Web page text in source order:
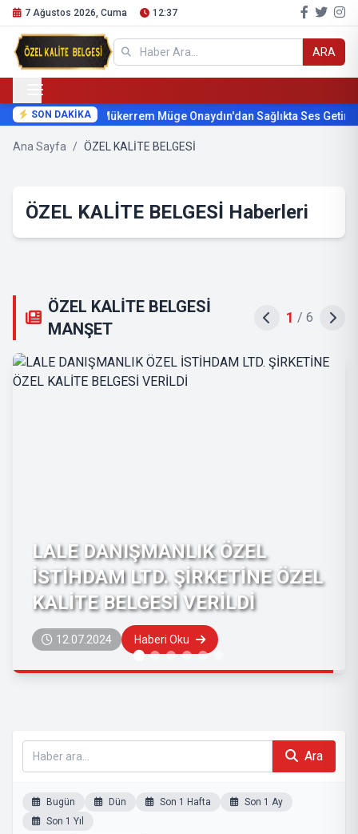
7 Ağustos 2026, Cuma 12:37
ARA
SON DAKİKAMükerrem Müge Onaydın'dan Sağlıkta Ses
Ana Sayfa / ÖZEL KALİTE BELGESİ
ÖZEL KALİTE BELGESİ Haberleri
ÖZEL KALİTE BELGESİ
MANŞET
2 / 6
QUALITY CERTIFICATE GIVEN
TO YELKEN CAFE RESTAURANT
13.06.2024 Haberi Oku
Ara
Bugün Dün Son 1 Hafta
Son 1 Ay
Son 1 Yıl